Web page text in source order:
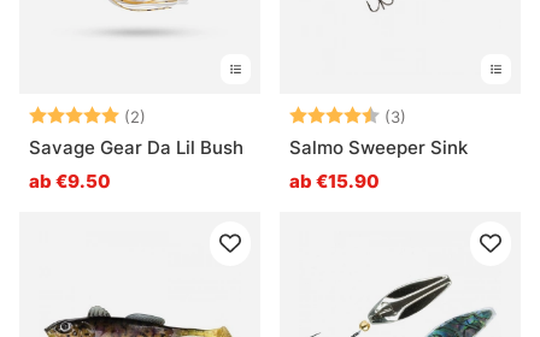
Bewertung:(2)
5.0 von 5 Sternen
Savage Gear Da Lil Bush
ab €9.50
Bewertung:(3)
Salmo Sweeper Sink
ab €15.90